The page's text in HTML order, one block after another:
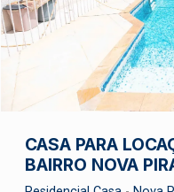
CASA PARA
BAIRRO NOVA